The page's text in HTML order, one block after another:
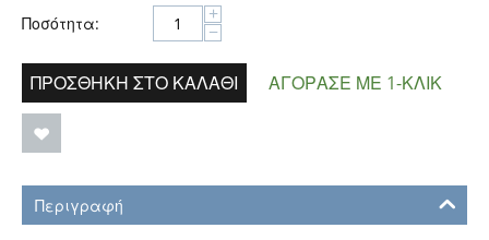
Ποσότητα:
+
−
ΠΡΟΣΘΉΚΗ ΣΤΟ ΚΑΛΆΘΙ ΑΓΌΡΑΣΕ ΜΕ 1-ΚΛΙΚ
Περιγραφή